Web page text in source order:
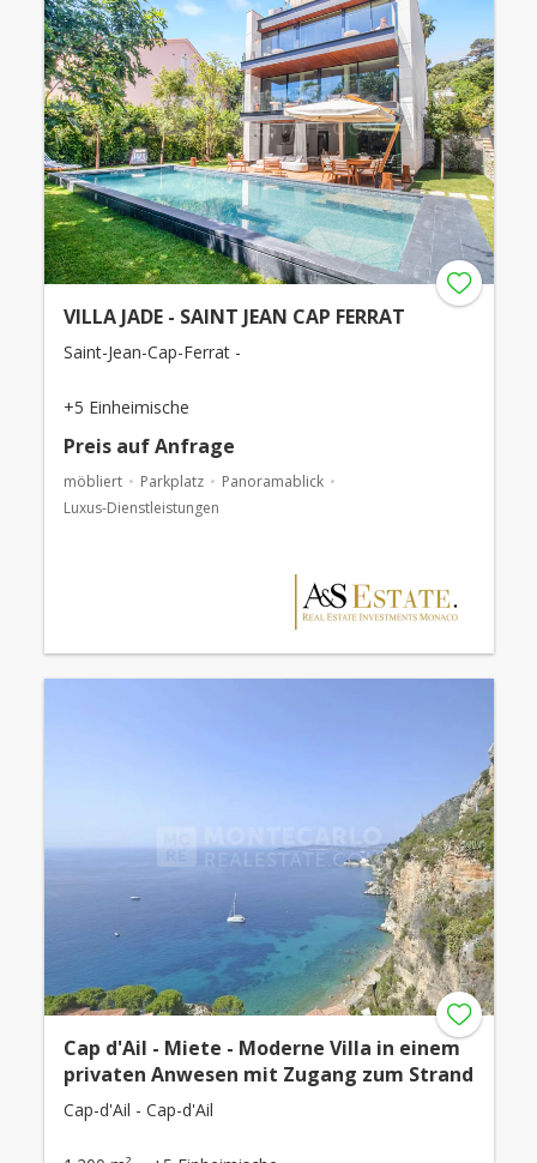
VILLA JADE - SAINT JEAN CAP FERRAT
Saint-Jean-Cap-Ferrat -
+5 Einheimische
Preis auf Anfrage
möbliert Parkplatz
Panoramablick
Luxus-Dienstleistungen
Cap d'Ail - Miete - Moderne Villa in einem
privaten Anwesen mit Zugang zum Strand
Cap-d'Ail - Cap-d'Ail